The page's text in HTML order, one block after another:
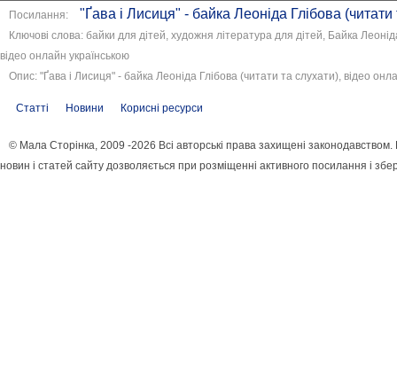
Посилання: "Ґава і Лисиця" - байка Леоніда Глібова (читати
Ключові слова: байки для дітей, художня література для дітей, Байка
відео онлайн українською
Опис: "Ґава і Лисиця" - байка Леоніда Глібова (читати та слухати), відео
Статті Новини Корисні ресурси
© Мала Сторінка, 2009 -2026 Всі авторські права захищені
новин і статей сайту дозволяється при розміщенні активного посилання і